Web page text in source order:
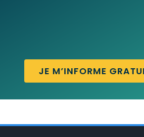
JE M’INFORME